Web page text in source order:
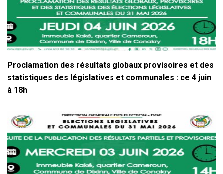
Proclamation des résultats globaux provisoires et des
statistiques des législatives et communales : ce 4 juin
à 18h